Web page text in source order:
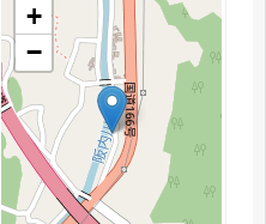
+
−